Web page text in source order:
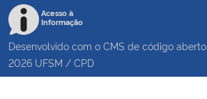
Acesso à
Informação
Desenvolvido com o CMS de código aberto
2026 UFSM / CPD